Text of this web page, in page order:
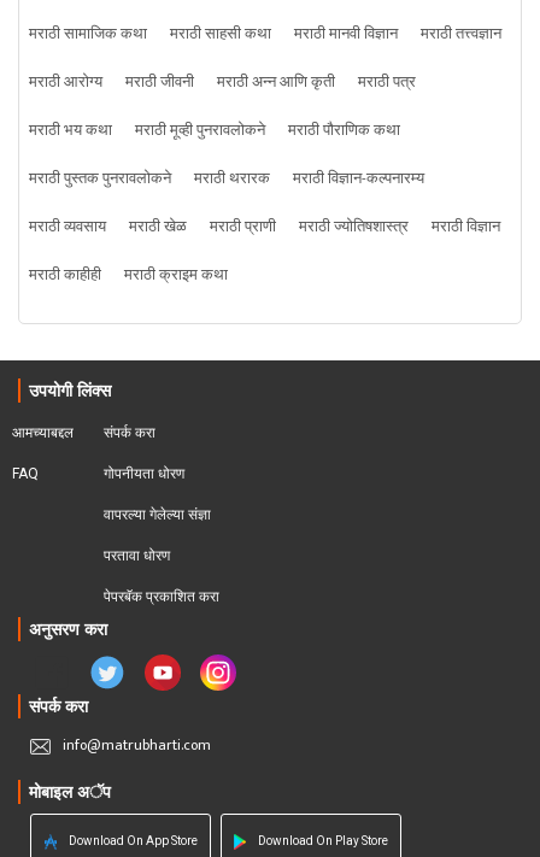
मराठी सामाजिक कथा
मराठी साहसी कथा मराठी मानवी विज्ञान
मराठी तत्त्वज्ञान
मराठी आरोग्य
मराठी जीवनी मराठी अन्न आणि कृती
मराठी पत्र
मराठी भय कथा
मराठी मूव्ही पुनरावलोकने
मराठी पौराणिक कथा
मराठी पुस्तक पुनरावलोकने
मराठी थरारक
मराठी विज्ञान-कल्पनारम्य
मराठी व्यवसाय
मराठी खेळ मराठी प्राणी मराठी ज्योतिषशास्त्र
मराठी विज्ञान
मराठी काहीही
मराठी क्राइम कथा
उपयोगी लिंक्स
आमच्याबद्दल
FAQ
संपर्क करा
गोपनीयता धोरण
वापरल्या गेलेल्या संज्ञा
परतावा धोरण
पेपरबॅक प्रकाशित करा
अनुसरण करा
संपर्क करा
info@matrubharti.com
मोबाइल अॅप
Download On App Store Download On Play Store